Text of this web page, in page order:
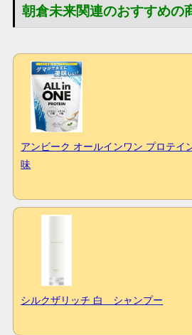
朝倉未来関連のおすすめの
アンビーク オールインワン プロテイ
味
シルクザリッチ 白 シャンプー